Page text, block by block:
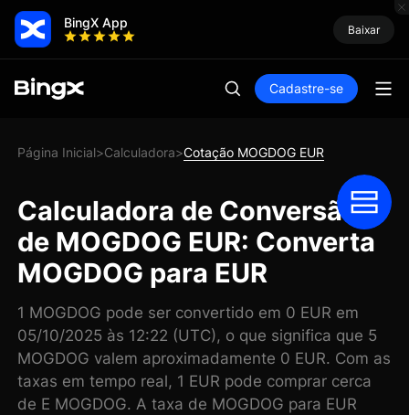
BingX App Baixar
Cadastre-se
Página Inicial>Calculadora>Cotação MOGDOG EUR
Calculadora de Conversão
de MOGDOG EUR: Converta
MOGDOG para EUR
1 MOGDOG pode ser convertido em 0 EUR em
05/10/2025 às 12:22 (UTC), o que significa que 5
MOGDOG valem aproximadamente 0 EUR. Com as
taxas em tempo real, 1 EUR pode comprar cerca
de E MOGDOG. A taxa de MOGDOG para EUR